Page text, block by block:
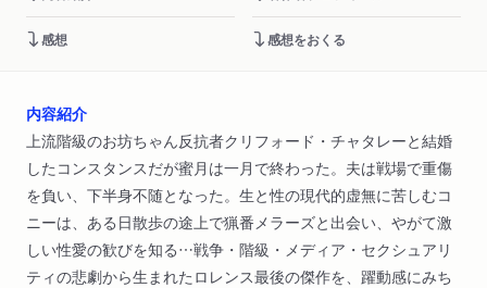
感想 感想をおくる
内容紹介
上流階級のお坊ちゃん反抗者クリフォード・チャタレーと結婚
したコンスタンスだが蜜月は一月で終わった。夫は戦場で重傷
を負い、下半身不随となった。生と性の現代的虚無に苦しむコ
ニーは、ある日散歩の途上で猟番メラーズと出会い、やがて激
しい性愛の歓びを知る…戦争・階級・メディア・セクシュアリ
ティの悲劇から生まれたロレンス最後の傑作を、躍動感にみち